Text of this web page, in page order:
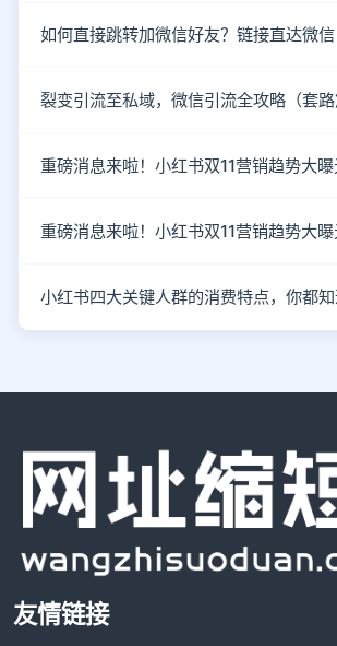
如何直接跳转加微信好友？链接直达微信
裂变引流至私域，微信引流全攻略（套路
重磅消息来啦！小红书双11营销趋势大
重磅消息来啦！小红书双11营销趋势大
小红书四大关键人群的消费特点，你都知
友情链接